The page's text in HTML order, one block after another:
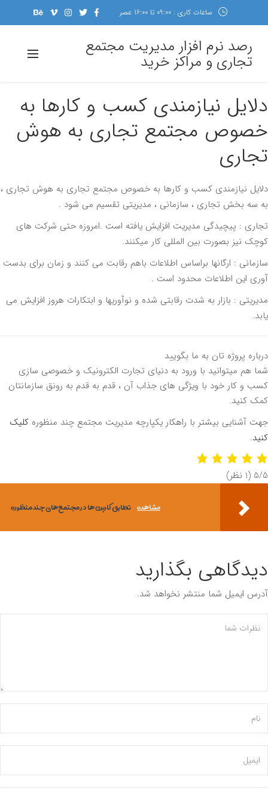
ساعات کاری : 09:00 تا 16:00 عصر
رصد نرم افزار مدیریت مجتمع
تجاری و مراکز خرید
نیازمندی کسب و کارها به
مجتمع تجاری به هوش
نیازمندی کسب و کارها به خصوص مجتمع تجاری به هوش تجاری ،
سه بخش تجاری ، سازمانی ، مدیریتی تقسیم می شود .
: پیچیدگی مدیریت افزایش یافته است .امروزه حتی شرکت های
نیز بصورت بین المللی کار میکنند.
: ارگانها براساس اطلاعات باهم رقابت می کنند و زمان برای بدست
این اطلاعات محدود است .
: بازار به شدت رقابتی شده و نوآوریها و ابتکارات هروز افزایش می
پروژه تان به ما بگویید
هم میتوانید با ورود به دنیای تجارت الکترونیک و خصوصی سازی
و کار خود با ویژگی های جذاب آن ، قدم به قدم به رونق سازمانتان
کنید.
آشنایی بیشتر با راهکار یکپارچه مدیریت مجتمع چند منظورهکلیک
.
‫(1 نظر)
مشاهده تطابق کاربری ها در مجتمع های چند منظوره
بگذارید
ایمیل شما منتشر نخواهد شد.